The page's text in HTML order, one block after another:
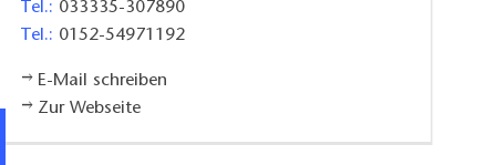
Tel.: 033335-307890
Tel.: 0152-54971192
E-Mail schreiben
Zur Webseite